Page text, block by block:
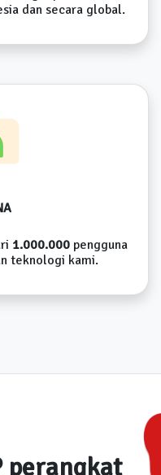
dan secara global.
1.000.000 pengguna
teknologi kami.
perangkat